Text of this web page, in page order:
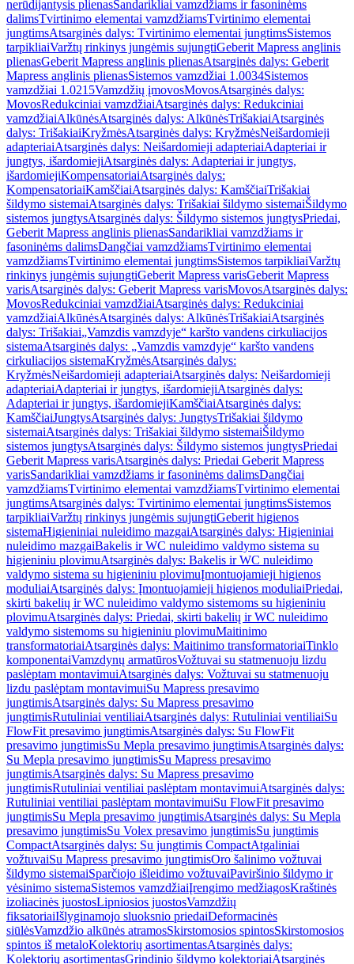
nerūdijantysis plienasSandarikliai vamzdžiams ir fasoninėms
dalimsTvirtinimo elementai vamzdžiamsTvirtinimo elementai
jungtimsAtsarginės dalys: Tvirtinimo elementai jungtimsSistemos
tarpikliaiVaržtų rinkinys jungėmis sujungtiGeberit Mapress anglinis
plienasGeberit Mapress anglinis plienasAtsarginės dalys: Geberit
Mapress anglinis plienasSistemos vamzdžiai 1.0034Sistemos
vamzdžiai 1.0215Vamzdžių įmovosMovosAtsarginės dalys:
MovosRedukciniai vamzdžiaiAtsarginės dalys: Redukciniai
vamzdžiaiAlkūnėsAtsarginės dalys: AlkūnėsTrišakiaiAtsarginės
dalys: TrišakiaiKryžmėsAtsarginės dalys: KryžmėsNeišardomieji
adapteriaiAtsarginės dalys: Neišardomieji adapteriaiAdapteriai ir
jungtys, išardomiejiAtsarginės dalys: Adapteriai ir jungtys,
išardomiejiKompensatoriaiAtsarginės dalys:
KompensatoriaiKamščiaiAtsarginės dalys: KamščiaiTrišakiai
šildymo sistemaiAtsarginės dalys: Trišakiai šildymo sistemaiŠildymo
sistemos jungtysAtsarginės dalys: Šildymo sistemos jungtysPriedai,
Geberit Mapress anglinis plienasSandarikliai vamzdžiams ir
fasoninėms dalimsDangčiai vamzdžiamsTvirtinimo elementai
vamzdžiamsTvirtinimo elementai jungtimsSistemos tarpikliaiVaržtų
rinkinys jungėmis sujungtiGeberit Mapress varisGeberit Mapress
varisAtsarginės dalys: Geberit Mapress varisMovosAtsarginės dalys:
MovosRedukciniai vamzdžiaiAtsarginės dalys: Redukciniai
vamzdžiaiAlkūnėsAtsarginės dalys: AlkūnėsTrišakiaiAtsarginės
dalys: Trišakiai„Vamzdis vamzdyje“ karšto vandens cirkuliacijos
sistemaAtsarginės dalys: „Vamzdis vamzdyje“ karšto vandens
cirkuliacijos sistemaKryžmėsAtsarginės dalys:
KryžmėsNeišardomieji adapteriaiAtsarginės dalys: Neišardomieji
adapteriaiAdapteriai ir jungtys, išardomiejiAtsarginės dalys:
Adapteriai ir jungtys, išardomiejiKamščiaiAtsarginės dalys:
KamščiaiJungtysAtsarginės dalys: JungtysTrišakiai šildymo
sistemaiAtsarginės dalys: Trišakiai šildymo sistemaiŠildymo
sistemos jungtysAtsarginės dalys: Šildymo sistemos jungtysPriedai
Geberit Mapress varisAtsarginės dalys: Priedai Geberit Mapress
varisSandarikliai vamzdžiams ir fasoninėms dalimsDangčiai
vamzdžiamsTvirtinimo elementai vamzdžiamsTvirtinimo elementai
jungtimsAtsarginės dalys: Tvirtinimo elementai jungtimsSistemos
tarpikliaiVaržtų rinkinys jungėmis sujungtiGeberit higienos
sistemaHigieniniai nuleidimo mazgaiAtsarginės dalys: Higieniniai
nuleidimo mazgaiBakelis ir WC nuleidimo valdymo sistema su
higieniniu plovimuAtsarginės dalys: Bakelis ir WC nuleidimo
valdymo sistema su higieniniu plovimuĮmontuojamieji higienos
moduliaiAtsarginės dalys: Įmontuojamieji higienos moduliaiPriedai,
skirti bakelių ir WC nuleidimo valdymo sistemoms su higieniniu
plovimuAtsarginės dalys: Priedai, skirti bakelių ir WC nuleidimo
valdymo sistemoms su higieniniu plovimuMaitinimo
transformatoriaiAtsarginės dalys: Maitinimo transformatoriaiTinklo
komponentaiVamzdynų armatūrosVožtuvai su statmenuoju lizdu
paslėptam montavimuiAtsarginės dalys: Vožtuvai su statmenuoju
lizdu paslėptam montavimuiSu Mapress presavimo
jungtimisAtsarginės dalys: Su Mapress presavimo
jungtimisRutuliniai ventiliaiAtsarginės dalys: Rutuliniai ventiliaiSu
FlowFit presavimo jungtimisAtsarginės dalys: Su FlowFit
presavimo jungtimisSu Mepla presavimo jungtimisAtsarginės dalys:
Su Mepla presavimo jungtimisSu Mapress presavimo
jungtimisAtsarginės dalys: Su Mapress presavimo
jungtimisRutuliniai ventiliai paslėptam montavimuiAtsarginės dalys:
Rutuliniai ventiliai paslėptam montavimuiSu FlowFit presavimo
jungtimisSu Mepla presavimo jungtimisAtsarginės dalys: Su Mepla
presavimo jungtimisSu Volex presavimo jungtimisSu jungtimis
CompactAtsarginės dalys: Su jungtimis CompactAtgaliniai
vožtuvaiSu Mapress presavimo jungtimisOro šalinimo vožtuvai
šildymo sistemaiSparčiojo išleidimo vožtuvaiPaviršinio šildymo ir
vėsinimo sistemaSistemos vamzdžiaiĮrengimo medžiagosKraštinės
izoliacinės juostosLipniosios juostosVamzdžių
fiksatoriaiIšlyginamojo sluoksnio priedaiDeformacinės
siūlėsVamzdžio alkūnės atramosSkirstomosios spintosSkirstomosios
spintos iš metaloKolektorių asortimentasAtsarginės dalys:
Kolektorių asortimentasGrindinio šildymo kolektoriaiAtsarginės